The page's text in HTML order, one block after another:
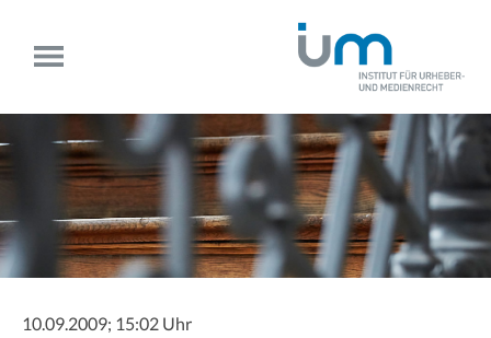
10.09.2009; 15:02 Uhr